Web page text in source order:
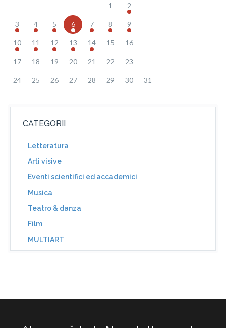
1 2
3 4 5 6 7 8 9
10 11 12 13 14 15 16
17 18 19 20 21 22 23
24 25 26 27 28 29 30 31
CATEGORII
Letteratura
Arti visive
Eventi scientifici ed accademici
Musica
Teatro & danza
Film
MULTIART